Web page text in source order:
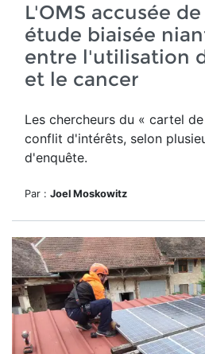
L'OMS accusée
étude biaisée
entre l'utilisation
et le cancer
Les chercheurs du « cartel
conflit d'intérêts, selon
d'enquête.
Par : Joel Moskowitz